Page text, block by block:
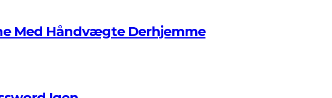
Med Håndvægte Derhjemme